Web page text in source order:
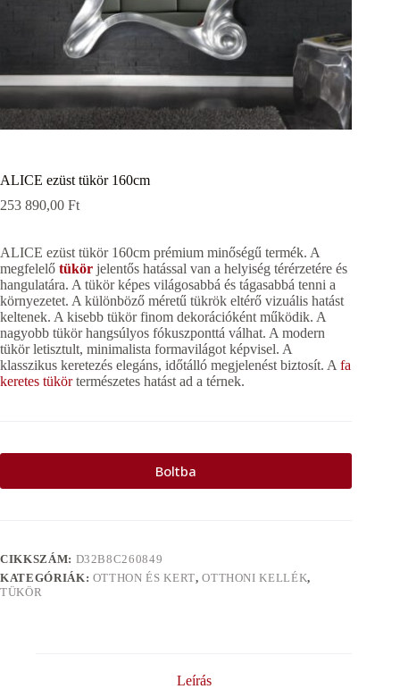
ALICE ezüst tükör 160cm
253 890,00 Ft
ALICE ezüst tükör 160cm prémium minőségű termék. A
megfelelő tükör jelentős hatással van a helyiség térérzetére és
hangulatára. A tükör képes világosabbá és tágasabbá tenni a
környezetet. A különböző méretű tükrök eltérő vizuális hatást
keltenek. A kisebb tükör finom dekorációként működik. A
nagyobb tükör hangsúlyos fókuszponttá válhat. A modern
tükör letisztult, minimalista formavilágot képvisel. A
klasszikus keretezés elegáns, időtálló megjelenést biztosít. A fa
keretes tükörtermészetes hatást ad a térnek.
Boltba
CIKKSZÁM: D32B8C260849
KATEGÓRIÁK: OTTHON ÉS KERT,OTTHONI KELLÉK,
TÜKÖR
Leírás